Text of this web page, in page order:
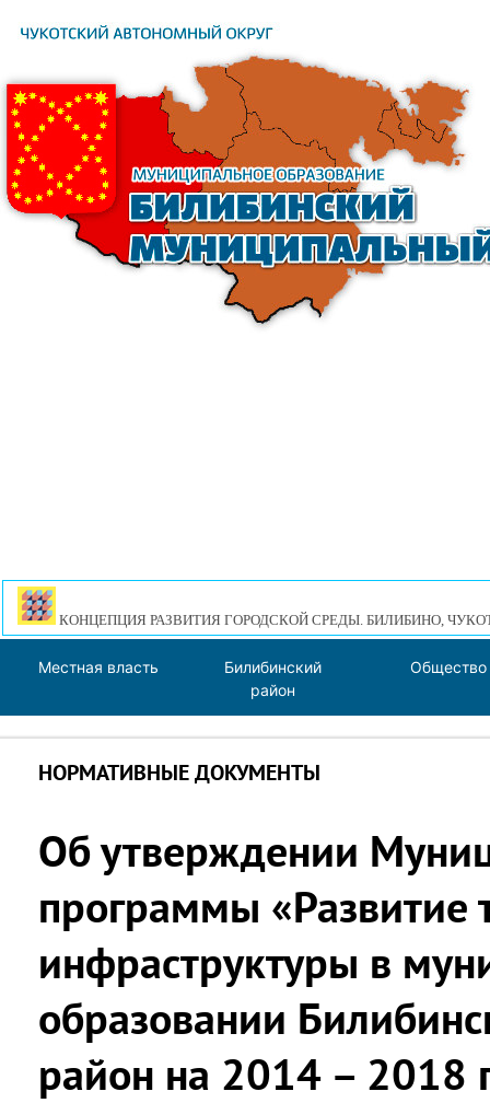
КОНЦЕПЦИЯ РАЗВИТИЯ ГОРОДСКОЙ СРЕДЫ. БИЛИБИНО,
Местная власть
Билибинский
район
Общество
НОРМАТИВНЫЕ ДОКУМЕНТЫ
Об утверждении
программы «Развитие
инфраструктуры в
образовании
район на 2014 – 2018